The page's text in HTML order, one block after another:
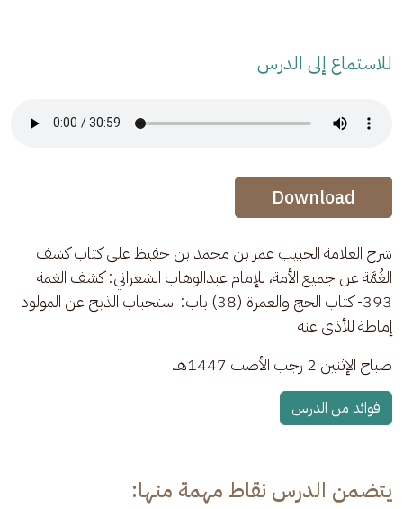
للاستماع إلى الدرس
Audio Stream
Audio Stream
Download
شرح العلامة الحبيب عمر بن محمد بن حفيظ على كتاب كشف
الغُمَّة عن جميع الأمة، للإمام عبدالوهاب الشعراني: كشف الغمة
393- كتاب الحج والعمرة (38) باب: استحباب الذبح عن المولود
إماطة للأذى عنه
صباح الإثنين 2 رجب الأصب 1447هـ.
فوائد من الدرس
يتضمن الدرس نقاط مهمة منها: